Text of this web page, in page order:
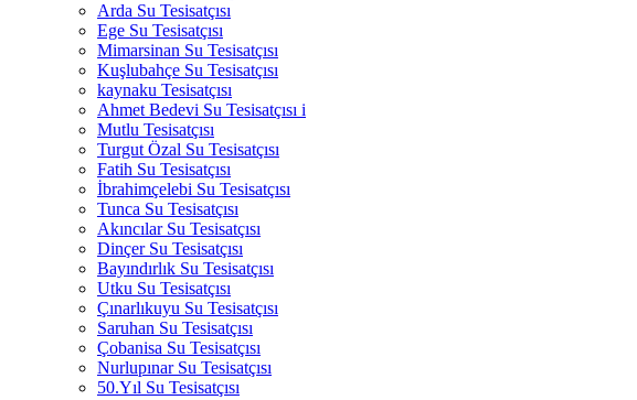
Arda Su Tesisatçısı
Ege Su Tesisatçısı
Mimarsinan Su Tesisatçısı
Kuşlubahçe Su Tesisatçısı
kaynaku Tesisatçısı
Ahmet Bedevi Su Tesisatçısı i
Mutlu Tesisatçısı
Turgut Özal Su Tesisatçısı
Fatih Su Tesisatçısı
İbrahimçelebi Su Tesisatçısı
Tunca Su Tesisatçısı
Akıncılar Su Tesisatçısı
Dinçer Su Tesisatçısı
Bayındırlık Su Tesisatçısı
Utku Su Tesisatçısı
Çınarlıkuyu Su Tesisatçısı
Saruhan Su Tesisatçısı
Çobanisa Su Tesisatçısı
Nurlupınar Su Tesisatçısı
50.Yıl Su Tesisatçısı